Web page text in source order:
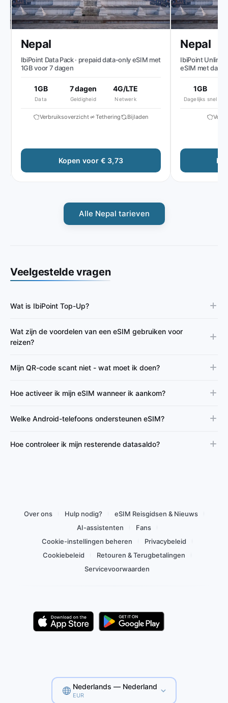
Nepal
IbiPoint Data Pack · prepaid data-only eSIM met
1GB voor 7 dagen
1GB
Data
7 dagen
Geldigheid
4G/LTE
Netwerk
Verbruiksoverzicht Tethering Bijladen
Kopen voor € 3,73
Nepal
IbiPoint
eSIM met
1GB
Dagelijks snel
Alle Nepal tarieven
Veelgestelde vragen
Wat is IbiPoint Top-Up?
Wat zijn de voordelen van een eSIM gebruiken voor
reizen?
Mijn QR-code scant niet - wat moet ik doen?
Hoe activeer ik mijn eSIM wanneer ik aankom?
Welke Android-telefoons ondersteunen eSIM?
Hoe controleer ik mijn resterende datasaldo?
Over ons Hulp nodig?
eSIM Reisgidsen & Nieuws
AI-assistenten
Fans
Cookie-instellingen beheren
Privacybeleid
Cookiebeleid
Retouren & Terugbetalingen
Servicevoorwaarden
Nederlands — Nederland
EUR